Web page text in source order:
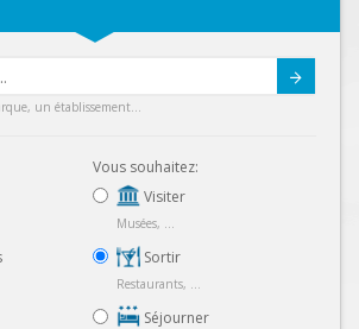
un établissement...
Vous souhaitez:
Visiter
Musées, ...
Sortir
Restaurants, ...
Séjourner